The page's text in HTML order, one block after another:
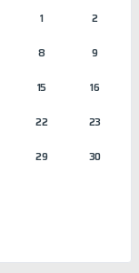
1 2
8 9
15 16
22 23
29 30